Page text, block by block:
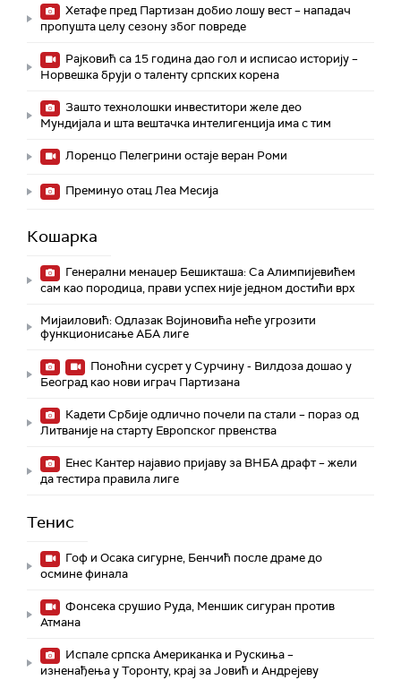
Хетафе пред Партизан добио лошу вест – нападач
пропушта целу сезону због повреде
Рајковић са 15 година дао гол и исписао историју –
Норвешка бруји о таленту српских корена
Зашто технолошки инвеститори желе део
Мундијала и шта вештачка интелигенција има с тим
Лоренцо Пелегрини остаје веран Роми
Преминуо отац Леа Месија
Кошарка
Генерални менаџер Бешикташа: Са Алимпијевићем
сам као породица, прави успех није једном достићи врх
Мијаиловић: Одлазак Војиновића неће угрозити
функционисање АБА лиге
Поноћни сусрет у Сурчину - Вилдоза дошао у
Београд као нови играч Партизана
Кадети Србије одлично почели па стали – пораз од
Литваније на старту Европског првенства
Енес Кантер најавио пријаву за ВНБА драфт – жели
да тестира правила лиге
Тенис
Гоф и Осака сигурне, Бенчић после драме до
осмине финала
Фонсека срушио Руда, Меншик сигуран против
Атмана
Испале српска Американка и Рускиња –
изненађења у Торонту, крај за Јовић и Андрејеву